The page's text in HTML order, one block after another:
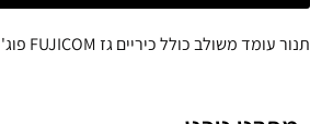
תנור עומד משולב כולל כיריים גז FUJICOM פוג'יקום צבע שחור